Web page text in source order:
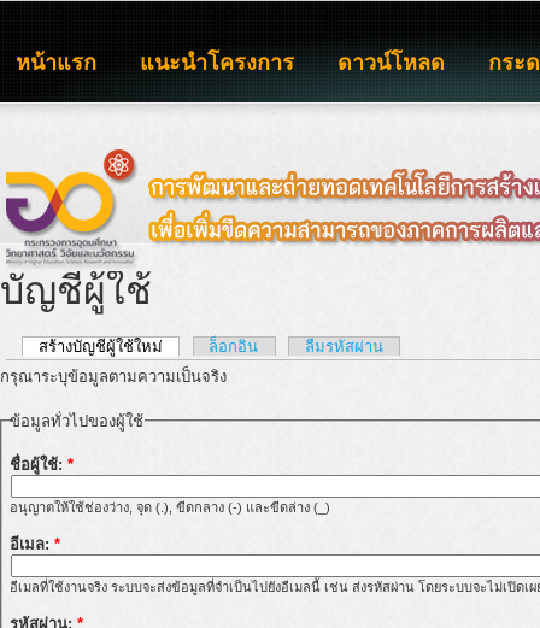
หน้าแรก แนะนำโครงการ ดาวน์โหลด กระ
บัญชีผู้ใช้
สร้างบัญชีผู้ใช้ใหม่ ล็อกอิน
ลืมรหัสผ่าน
กรุณาระบุข้อมูลตามความเป็นจริง
ข้อมูลทั่วไปของผู้ใช้
ชื่อผู้ใช้:*
อนุญาตให้ใช้ช่องว่าง, จุด (.), ขีดกลาง (-) และขีดล่าง (_)
อีเมล:*
อีเมลที่ใช้งานจริง ระบบจะส่งข้อมูลที่จำเป็นไปยังอีเมลนี้ เช่น ส่งรหัสผ่าน โดยระบบจะไม่เปิด
รหัสผ่าน:*